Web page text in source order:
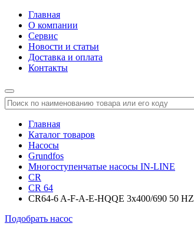
Главная
О компании
Сервис
Новости и статьи
Доставка и оплата
Контакты
Главная
Каталог товаров
Насосы
Grundfos
Многоступенчатые насосы IN-LINE
CR
CR 64
CR64-6 A-F-A-E-HQQE 3x400/690 50 HZ
Подобрать насос